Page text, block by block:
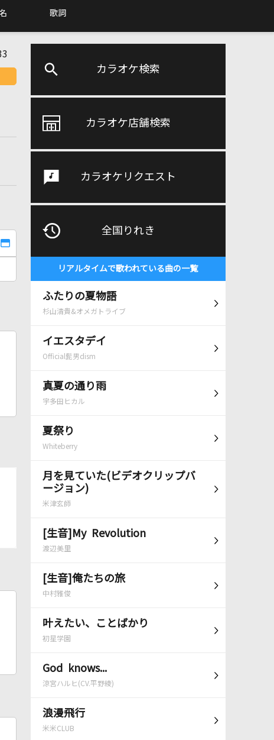
歌詞
カラオケ検索
カラオケ店舗検索
カラオケリクエスト
全国りれき
リアルタイムで歌われている曲の一覧
ふたりの夏物語
杉山清貴&オメガトライブ
イエスタデイ
Official髭男dism
真夏の通り雨
宇多田ヒカル
夏祭り
Whiteberry
月を見ていた(ビデオクリップバ
ージョン)
米津玄師
[生音]My Revolution
渡辺美里
[生音]俺たちの旅
中村雅俊
叶えたい、ことばかり
初星学園
God knows...
涼宮ハルヒ(CV.平野綾)
浪漫飛行
米米CLUB